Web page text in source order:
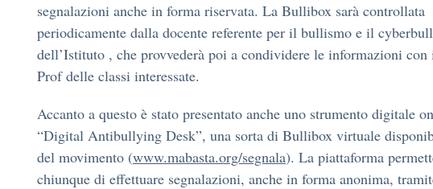
segnalazioni anche in forma riservata. La Bullibox sarà controllata
periodicamente dalla docente referente per il bullismo e il
dell’Istituto , che provvederà poi a condividere le informazioni
Prof delle classi interessate.
Accanto a questo è stato presentato anche uno strumento digitale
“Digital Antibullying Desk”, una sorta di Bullibox virtuale
del movimento (www.mabasta.org/segnala). La piattaforma
chiunque di effettuare segnalazioni, anche in forma anonima,